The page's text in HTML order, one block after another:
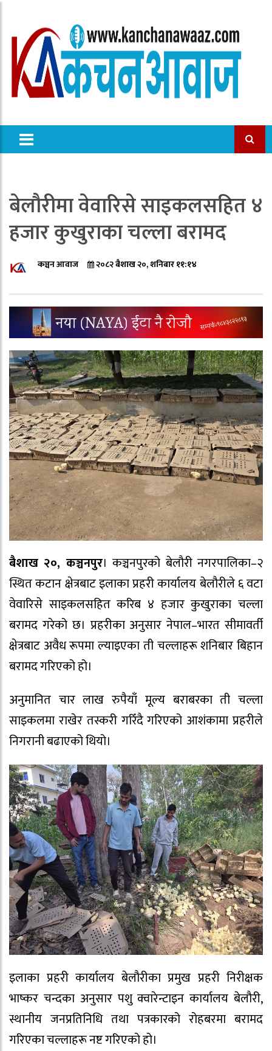
बेलौरीमा वेवारिसे साइकलसहित ४
हजार कुखुराका चल्ला बरामद
कञ्चन आवाज २०८२ बैशाख २०, शनिबार ११:१४
बैशाख २०, कञ्चनपुर। कञ्चनपुरको बेलौरी नगरपालिका–२
स्थित कटान क्षेत्रबाट इलाका प्रहरी कार्यालय बेलौरीले ६ वटा
वेवारिसे साइकलसहित करिब ४ हजार कुखुराका चल्ला
बरामद गरेको छ। प्रहरीका अनुसार नेपाल–भारत सीमावर्ती
क्षेत्रबाट अवैध रूपमा ल्याइएका ती चल्लाहरू शनिबार बिहान
बरामद गरिएको हो।
अनुमानित चार लाख रुपैयाँ मूल्य बराबरका ती चल्ला
साइकलमा राखेर तस्करी गरिँदै गरिएको आशंकामा प्रहरीले
निगरानी बढाएको थियो।
इलाका प्रहरी कार्यालय बेलौरीका प्रमुख प्रहरी निरीक्षक
भाष्कर चन्दका अनुसार पशु क्वारेन्टाइन कार्यालय बेलौरी,
स्थानीय जनप्रतिनिधि तथा पत्रकारको रोहबरमा बरामद
गरिएका चल्लाहरू नष्ट गरिएको हो।